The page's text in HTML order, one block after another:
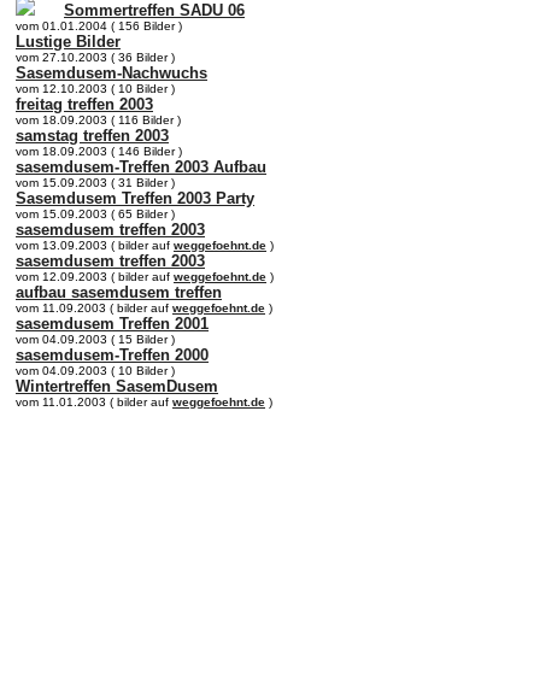
Sommertreffen SADU 06
vom 01.01.2004 ( 156 Bilder )
Lustige Bilder
vom 27.10.2003 ( 36 Bilder )
Sasemdusem-Nachwuchs
vom 12.10.2003 ( 10 Bilder )
freitag treffen 2003
vom 18.09.2003 ( 116 Bilder )
samstag treffen 2003
vom 18.09.2003 ( 146 Bilder )
sasemdusem-Treffen 2003 Aufbau
vom 15.09.2003 ( 31 Bilder )
Sasemdusem Treffen 2003 Party
vom 15.09.2003 ( 65 Bilder )
sasemdusem treffen 2003
vom 13.09.2003 ( bilder auf weggefoehnt.de )
sasemdusem treffen 2003
vom 12.09.2003 ( bilder auf weggefoehnt.de )
aufbau sasemdusem treffen
vom 11.09.2003 ( bilder auf weggefoehnt.de )
sasemdusem Treffen 2001
vom 04.09.2003 ( 15 Bilder )
sasemdusem-Treffen 2000
vom 04.09.2003 ( 10 Bilder )
Wintertreffen SasemDusem
vom 11.01.2003 ( bilder auf weggefoehnt.de )